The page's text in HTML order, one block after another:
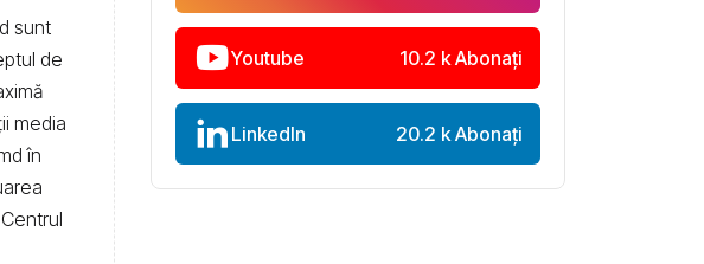
sunt
de
media
în
Youtube 10.2 k Abonați
LinkedIn 20.2 k Abonați